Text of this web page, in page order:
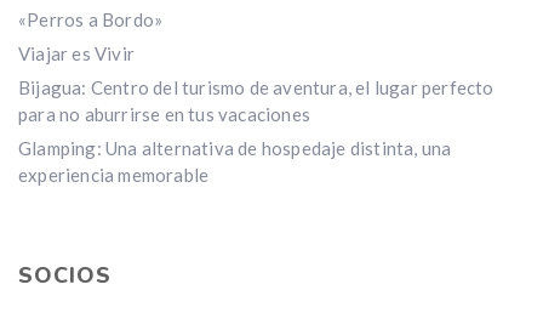
«Perros a Bordo»
Viajar es Vivir
Bijagua: Centro del turismo de aventura, el lugar perfecto
para no aburrirse en tus vacaciones
Glamping: Una alternativa de hospedaje distinta, una
experiencia memorable
SOCIOS